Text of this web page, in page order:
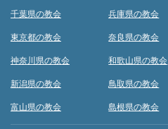
千葉県の教会
東京都の教会
神奈川県の教会
新潟県の教会
富山県の教会
兵庫県の教会
奈良県の教会
和歌山県の教会
鳥取県の教会
島根県の教会